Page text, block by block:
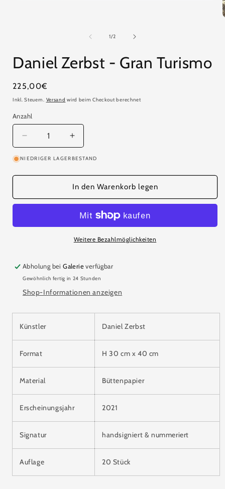
1/von
2
Daniel Zerbst - Gran Turismo
Normaler
Preis
225,00€
Inkl. Steuern. Versand wird beim Checkout berechnet
Anzahl
Anzahl
Verringere
die
Menge
-
Erhöhe
die
Menge
Daniel
Zerbst
-
Gran
NIEDRIGER LAGERBESTAND
In den Warenkorb legen
Weitere Bezahlmöglichkeiten
Abholung beiGalerieverfügbar
Gewöhnlich fertig in 24 Stunden
Shop-Informationen anzeigen
Künstler Daniel Zerbst
Format H 30 cm x 40 cm
Material Büttenpapier
Erscheinungsjahr 2021
Signatur handsigniert & nummeriert
Auflage 20 Stück